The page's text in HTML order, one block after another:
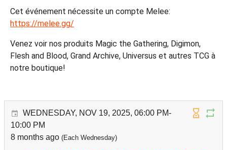
Cet événement nécessite un compte Melee:
https://melee.gg/
Venez voir nos produits Magic the Gathering, Digimon,
Flesh and Blood, Grand Archive, Universus et autres TCG à
notre boutique!
WEDNESDAY, NOV 19, 2025, 06:00 PM-
10:00 PM
8 months ago (Each Wednesday)